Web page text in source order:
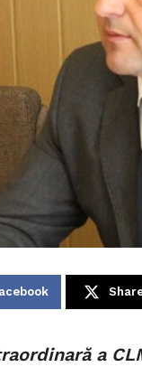
a